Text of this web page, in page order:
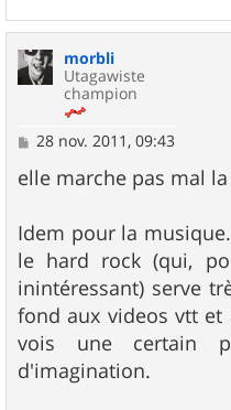
morbli
Utagawiste
champion
M
s
s
g
e
28 nov. 2011, 09:43
elle marche pas mal la
Idem pour la
le hard rock (qui,
inintéressant) serve
fond aux videos vtt et
vois une certain
d'imagination.